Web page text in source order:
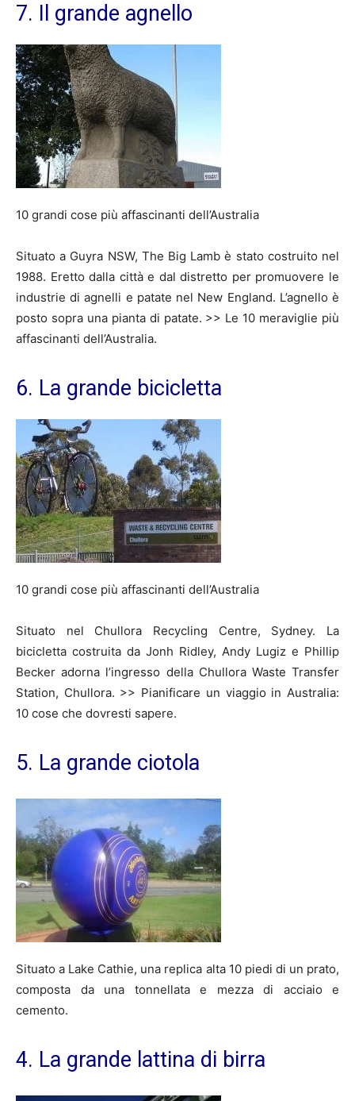
7. Il grande agnello
10 grandi cose più affascinanti dell’Australia
Situato a Guyra NSW, The Big Lamb è stato costruito nel
1988. Eretto dalla città e dal distretto per promuovere le
industrie di agnelli e patate nel New England. L’agnello è
posto sopra una pianta di patate. >> Le 10 meraviglie più
affascinanti dell’Australia.
6. La grande bicicletta
10 grandi cose più affascinanti dell’Australia
Situato nel Chullora Recycling Centre, Sydney. La
bicicletta costruita da Jonh Ridley, Andy Lugiz e Phillip
Becker adorna l’ingresso della Chullora Waste Transfer
Station, Chullora. >> Pianificare un viaggio in Australia:
10 cose che dovresti sapere.
5. La grande ciotola
Situato a Lake Cathie, una replica alta 10 piedi di un prato,
composta da una tonnellata e mezza di acciaio e
cemento.
4. La grande lattina di birra